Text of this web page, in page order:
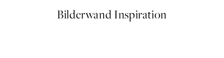
Bilderwand Inspiration